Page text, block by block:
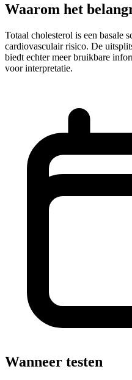
Waarom het
Totaal cholesterol is een basale
cardiovasculair risico. De
biedt echter meer bruikbare
voor interpretatie.
Wanneer testen